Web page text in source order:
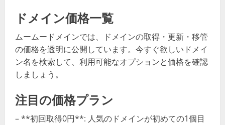
ドメイン価格一覧
ムームードメインでは、ドメインの取得・更新・移管
の価格を透明に公開しています。今すぐ欲しいドメイ
ン名を検索して、利用可能なオプションと価格を確認
しましょう。
注目の価格プラン
– **初回取得0円**: 人気のドメインが初めての1個目